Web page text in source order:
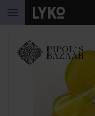
GÅ TIL INDHOLD